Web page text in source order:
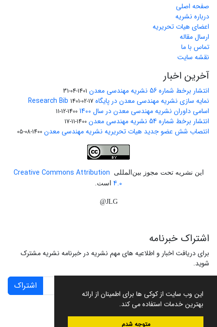
این وب سایت از کوکی ها برای اطمینان از ارائه
بهترین خدمات استفاده می کند.
متوجه شدم
صفحه اصلی
درباره نشریه
اعضای هیات تحریریه
ارسال مقاله
تماس با ما
نقشه سایت
آخرین اخبار
انتشار برخط شماره 56 نشریه مهندسی معدن 1401-04-31
نمایه سازی نشریه مهندسی معدن در پایگاه Research Bib 1401-02-17
اسامی داوران نشریه مهندسی معدن در سال 1400 1400-12-11
انتشار برخط شماره 54 نشریه مهندسی معدن 1400-11-17
انتصاب شش عضو جدید هیات تحریریه نشریه مهندسی معدن 1400-08-05
این نشریه تحت مجوز بین‌المللی
Creative Commons Attribution
4.0 است.
JLG@
اشتراک خبرنامه
برای دریافت اخبار و اطلاعیه های مهم نشریه در خبرنامه نشریه مشترک
شوید.
اشتراک